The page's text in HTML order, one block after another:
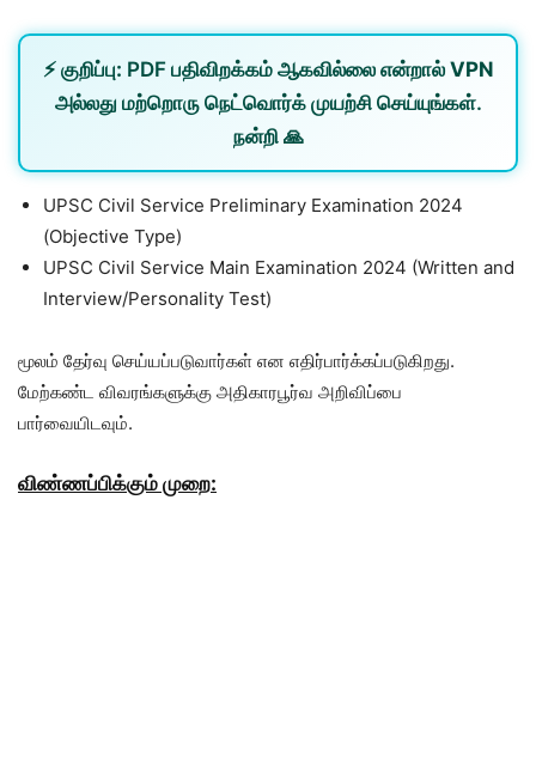
⚡ குறிப்பு: PDF பதிவிறக்கம் ஆகவில்லை என்றால் VPN
அல்லது மற்றொரு நெட்வொர்க்முயற்சி செய்யுங்கள்.
நன்றி 🙏
UPSC Civil Service Preliminary Examination 2024
(Objective Type)
UPSC Civil Service Main Examination 2024 (Written and
Interview/Personality Test)
மூலம் தேர்வு செய்யப்படுவார்கள் என எதிர்பார்க்கப்படுகிறது.
மேற்கண்ட விவரங்களுக்கு அதிகாரபூர்வ அறிவிப்பை
பார்வையிடவும்.
விண்ணப்பிக்கும் முறை: